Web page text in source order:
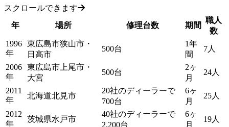
スクロールできます
年
場所 修理台数 期間
職人
数
1996
年
東広島市狭山市・
日高市
500台
1年
間
7人
2006
年
東広島市上尾市・
大宮
500台
2ヶ
月
24人
2011
年
北海道北見市
20社のディーラーで
700台
6ヶ
月
25人
2012
年
茨城県水戸市
40社のディーラーで
2,200台
6ヶ
月
19人